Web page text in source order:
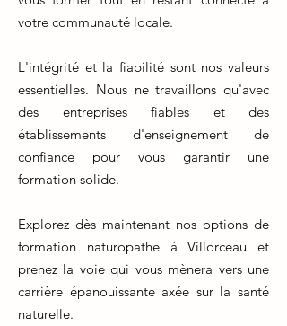
votre communauté locale.
L'intégrité et la fiabilité sont nos valeurs
essentielles. Nous ne travaillons qu'avec
des entreprises fiables et des
établissements d'enseignement de
confiance pour vous garantir une
formation solide.
Explorez dès maintenant nos options de
formation naturopathe à Villorceau et
prenez la voie qui vous mènera vers une
carrière épanouissante axée sur la santé
naturelle.